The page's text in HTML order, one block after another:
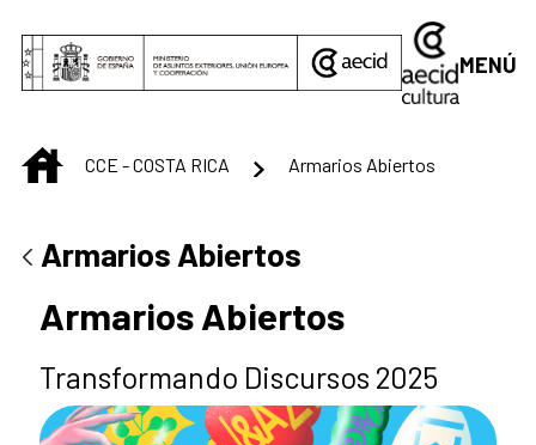
MENÚ
INICIO
CCE - COSTA RICA Armarios Abiertos
Armarios Abiertos
Armarios Abiertos
Transformando Discursos 2025